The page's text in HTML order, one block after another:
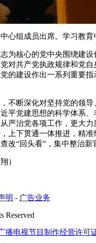
组成员出席。学习教育
核心的党中央围绕建设
对共产党执政规律和党
的建设作出一系列重要
断深化对坚持党的领导
平党建思想的科学体系
严治党各项工作，更大
上下贯通一体推进，精
改“回头看”，集中整治
）
明 - 广告业务
Reserved
播电视节目制作经营许可